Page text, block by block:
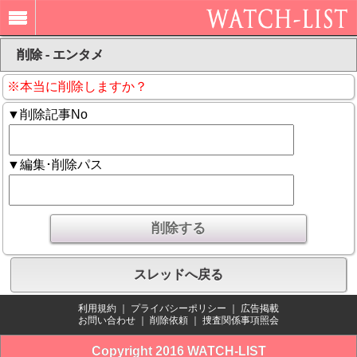
削除 - エンタメ
※本当に削除しますか？
▼削除記事No
▼編集･削除パス
スレッドへ戻る
利用規約 プライバシーポリシー
広告掲載
お問い合わせ
削除依頼 捜査関係事項照会
Copyright 2016 WATCH-LIST